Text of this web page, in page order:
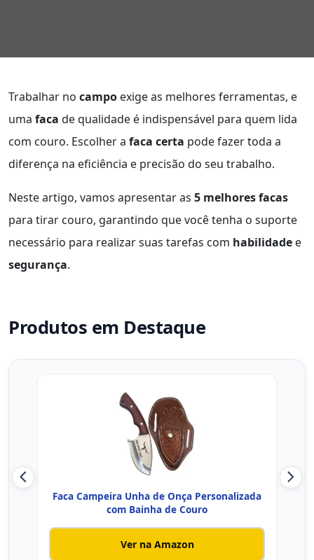
Trabalhar no campo exige as melhores ferramentas, e
uma faca de qualidade é indispensável para quem lida
com couro. Escolher a faca certa pode fazer toda a
diferença na eficiência e precisão do seu trabalho.
Neste artigo, vamos apresentar as 5 melhores facas
para tirar couro, garantindo que você tenha o suporte
necessário para realizar suas tarefas com habilidade e
segurança.
Produtos em Destaque
Faca Campeira Unha de Onça Personalizada
com Bainha de Couro
Ver na Amazon